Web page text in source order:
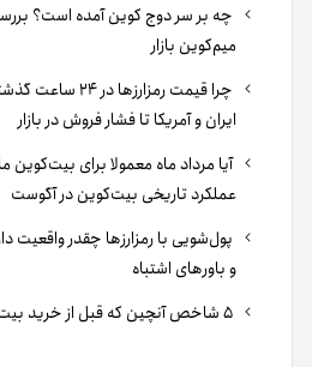
چه بر سر دوج کوین آمده است؟
میم‌کوین بازار
چرا قیمت
ایران و آمریکا تا فشار فروش در بازار
آیا مرداد ماه معمولا برای
عملکرد تاریخی بیت‌کوین در آگوست
پول‌شویی با رمزارزها چقدر واقعیت
و باورهای اشتباه